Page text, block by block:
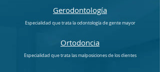
Gerodontología
Especialidad que trata la odontología de gente mayor
Ortodoncia
Especialidad que trata las malposiciones de los dientes